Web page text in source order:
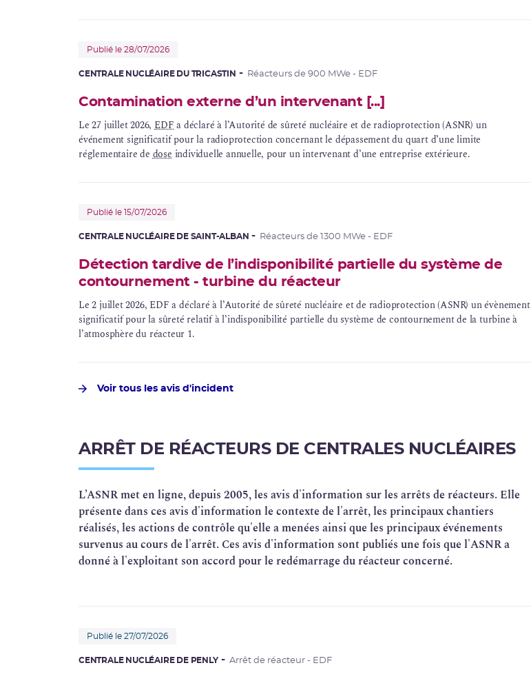
Publié le 28/07/2026
CENTRALE NUCLÉAIRE DU TRICASTIN Réacteurs de 900 MWe - EDF
Contamination externe d’un intervenant [...]
Le 27 juillet 2026, EDFa déclaré à l’Autorité de sûreté nucléaire et de radioprotection (ASNR) un
événement significatif pour la radioprotection concernant le dépassement du quart d’une limite
réglementaire dedose individuelle annuelle, pour un intervenant d’une entreprise extérieure.
Publié le 15/07/2026
CENTRALE NUCLÉAIRE DE SAINT-ALBAN Réacteurs de 1300 MWe - EDF
Détection tardive de l’indisponibilité partielle du système de
contournement - turbine du réacteur
Le 2 juillet 2026, EDF a déclaré à l’Autorité de sûreté nucléaire et de radioprotection (ASNR) un évènement
significatif pour la sûreté relatif à l’indisponibilité partielle du système de contournement de la turbine à
l’atmosphère du réacteur 1.
Voir tous les avis d'incident
ARRÊT DE RÉACTEURS DE CENTRALES NUCLÉAIRES
L’ASNR met en ligne, depuis 2005, les avis d'information sur les arrêts de réacteurs. Elle
présente dans ces avis d'information le contexte de l'arrêt, les principaux chantiers
réalisés, les actions de contrôle qu'elle a menées ainsi que les principaux événements
survenus au cours de l'arrêt. Ces avis d'information sont publiés une fois que l'ASNR a
donné à l'exploitant son accord pour le redémarrage du réacteur concerné.
Publié le 27/07/2026
CENTRALE NUCLÉAIRE DE PENLY Arrêt de réacteur - EDF